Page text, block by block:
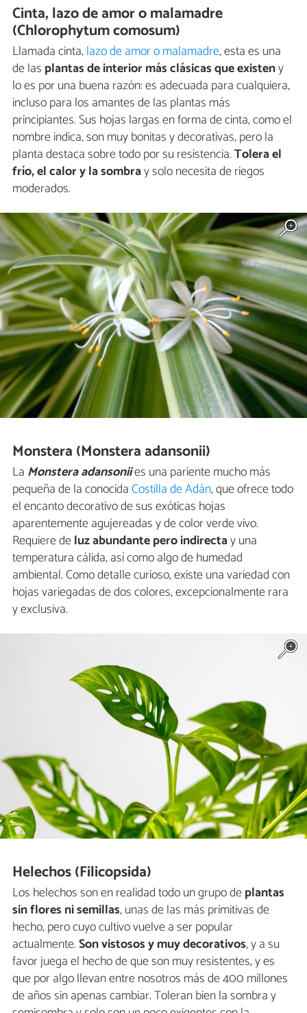
Cinta, lazo de amor o malamadre
(Chlorophytum comosum)
Llamada cinta,lazo de amor o malamadre, esta es una
de las plantas de interior más clásicas que existeny
lo es por una buena razón: es adecuada para cualquiera,
incluso para los amantes de las plantas más
principiantes. Sus hojas largas en forma de cinta, como el
nombre indica, son muy bonitas y decorativas, pero la
planta destaca sobre todo por su resistencia.Tolera el
frío, el calor y la sombray solo necesita de riegos
moderados.
Monstera (Monstera adansonii)
La Monstera adansoniies una pariente mucho más
pequeña de la conocidaCostilla de Adán, que ofrece todo
el encanto decorativo de sus exóticas hojas
aparentemente agujereadas y de color verde vivo.
Requiere deluz abundante pero indirectay una
temperatura cálida, así como algo de humedad
ambiental. Como detalle curioso, existe una variedad con
hojas variegadas de dos colores, excepcionalmente rara
y exclusiva.
Helechos (Filicopsida)
Los helechos son en realidad todo un grupo deplantas
sin flores ni semillas, unas de las más primitivas de
hecho, pero cuyo cultivo vuelve a ser popular
actualmente.Son vistosos y muy decorativos, y a su
favor juega el hecho de que son muy resistentes, y es
que por algo llevan entre nosotros más de 400 millones
de años sin apenas cambiar. Toleran bien la sombra y